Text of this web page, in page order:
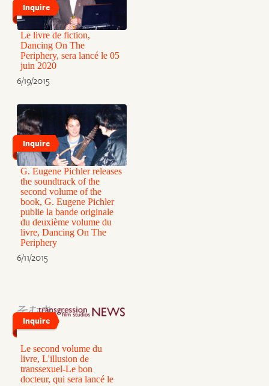
Inquire
Le livre de fiction,
Dancing On The
Periphery, sera lancé le 05
juin 2020
6/19/2015
Inquire
G. Eugene Pichler releases
the soundtrack of the
second volume of the
book, G. Eugene Pichler
publie la bande originale
du deuxième volume du
livre, Dancing On The
Periphery
6/11/2015
Inquire
Le second volume du
livre, L'illusion de
transsexuel-Le bon
docteur, qui sera lancé le